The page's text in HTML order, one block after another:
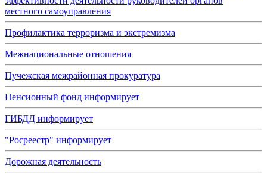
местного самоуправления
Профилактика терроризма и экстремизма
Межнациональные отношения
Пучежская межрайонная прокуратура
Пенсионный фонд информирует
ГИБДД информирует
"Росреестр" информирует
Дорожная деятельность